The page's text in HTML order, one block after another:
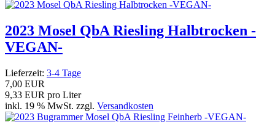
2023 Mosel QbA Riesling Halbtrocken -
VEGAN-
Lieferzeit: 3-4 Tage
7,00 EUR
9,33 EUR pro Liter
inkl. 19 % MwSt. zzgl. Versandkosten